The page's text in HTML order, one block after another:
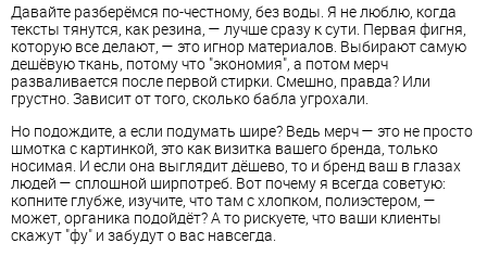
Давайте разберёмся по-честному, без воды. Я не люблю, когда
тексты тянутся, как резина, — лучше сразу к сути. Первая фигня,
которую все делают, — это игнор материалов. Выбирают самую
дешёвую ткань, потому что "экономия", а потом мерч
разваливается после первой стирки. Смешно, правда? Или
грустно. Зависит от того, сколько бабла угрохали.
Но подождите, а если подумать шире? Ведь мерч — это не просто
шмотка с картинкой, это как визитка вашего бренда, только
носимая. И если она выглядит дёшево, то и бренд ваш в глазах
людей — сплошной ширпотреб. Вот почему я всегда советую:
копните глубже, изучите, что там с хлопком, полиэстером, —
может, органика подойдёт? А то рискуете, что ваши клиенты
скажут "фу" и забудут о вас навсегда.